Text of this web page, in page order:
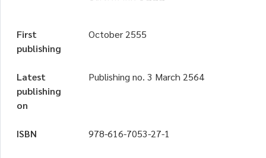
First
publishing
October 2555
Latest
publishing
on
Publishing no. 3 March 2564
ISBN 978-616-7053-27-1